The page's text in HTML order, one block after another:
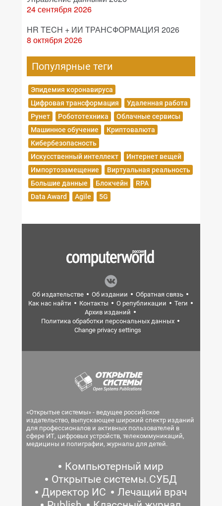
24 сентября 2026
HR TECH + ИИ ТРАНСФОРМАЦИЯ 2026
8 октября 2026
Популярные теги
Эпидемия коронавируса
Цифровая трансформация
Удаленная работа
Рунет
Робототехника
Облачные сервисы
Машинное обучение
Криптовалюта
Кибербезопасность
Искусственный интеллект
Интернет вещей
Импортозамещение
Виртуальная реальность
Большие данные
Блокчейн
RPA
Data Award
Agile 5G
Об издательстве Об издании
Обратная связь
Как нас найти
Контакты О републикации
Теги
Архив изданий
Политика обработки персональных данных
Change privacy settings
«Открытые системы» - ведущее российское
издательство, выпускающее широкий спектр изданий
для профессионалов и активных пользователей в
сфере ИТ, цифровых устройств, телекоммуникаций,
медицины и полиграфии, журналы для детей.
Компьютерный мир
Открытые системы.СУБД
Директор ИС
Лечащий врач